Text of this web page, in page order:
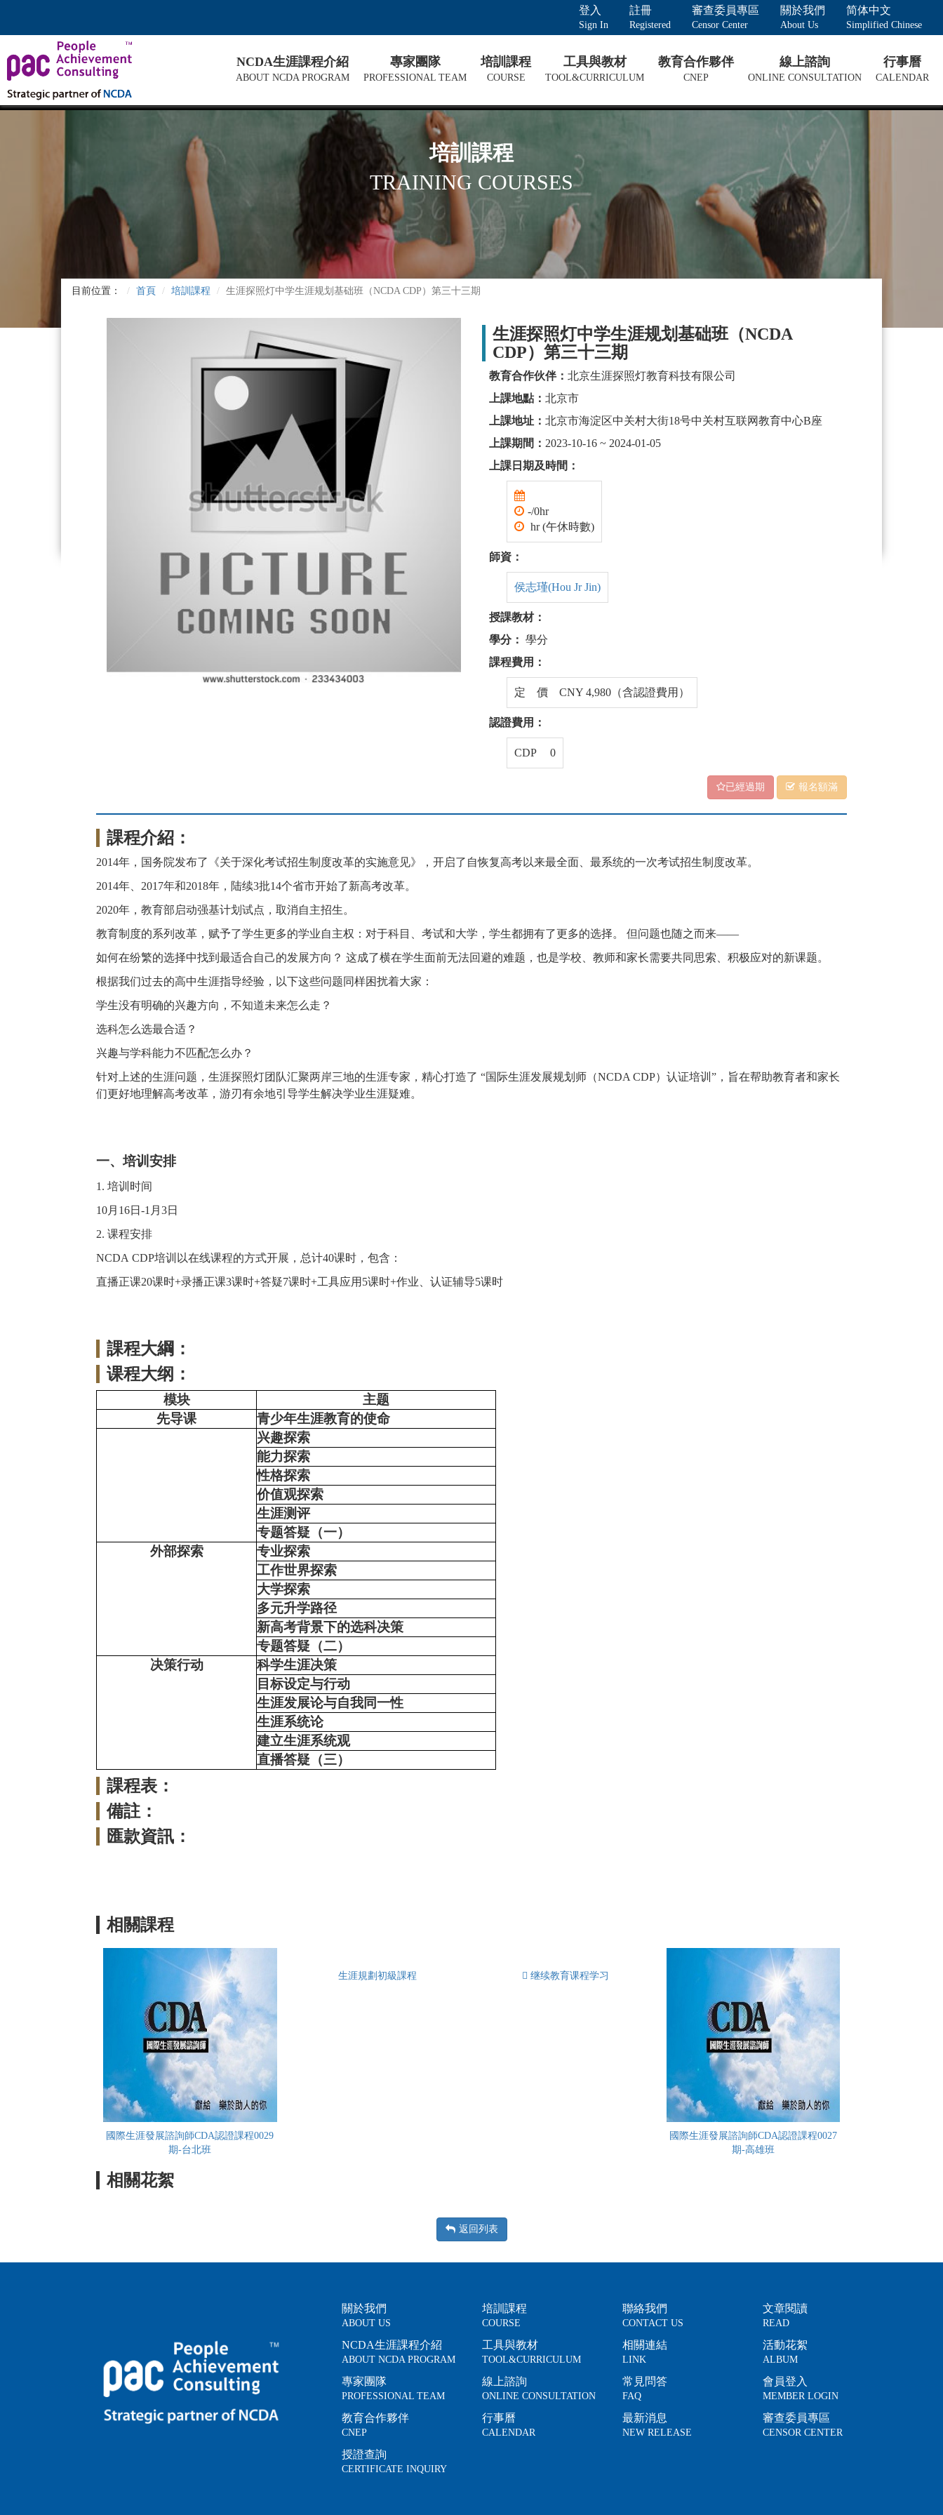
登入
Sign In
註冊
Registered
審查委員專區
Censor Center
關於我們
About Us
简体中文
Simplified Chinese
NCDA生涯課程介紹
ABOUT NCDA PROGRAM
專家團隊
PROFESSIONAL TEAM
培訓課程
COURSE
工具與教材
TOOL&CURRICULUM
教育合作夥伴
CNEP
線上諮詢
ONLINE CONSULTATION
行事曆
CALENDAR
培訓課程
TRAINING COURSES
目前位置： 首頁 培訓課程 生涯探照灯中学生涯规划基础班（NCDA CDP）第三十三期
生涯探照灯中学生涯规划基础班（NCDA
CDP）第三十三期
教育合作伙伴： 北京生涯探照灯教育科技有限公司
上課地點： 北京市
上課地址： 北京市海淀区中关村大街18号中关村互联网教育中心B座
上課期間： 2023-10-16 ~ 2024-01-05
上課日期及時間：
-/0hr
hr (午休時數)
師資：
侯志瑾(Hou Jr Jin)
授課教材：
學分： 學分
課程費用：
定 價 CNY 4,980（含認證費用）
認證費用：
CDP 0
已經過期 報名額滿
課程介紹：
2014年，国务院发布了《关于深化考试招生制度改革的实施意见》，开启了自恢复高考以来最全面、最系统的一次考试招生制度改革。
2014年、2017年和2018年，陆续3批14个省市开始了新高考改革。
2020年，教育部启动强基计划试点，取消自主招生。
教育制度的系列改革，赋予了学生更多的学业自主权：对于科目、考试和大学，学生都拥有了更多的选择。 但问题也随之而来——
如何在纷繁的选择中找到最适合自己的发展方向？ 这成了横在学生面前无法回避的难题，也是学校、教师和家长需要共同思索、积极应对的新课题。
根据我们过去的高中生涯指导经验，以下这些问题同样困扰着大家：
学生没有明确的兴趣方向，不知道未来怎么走？
选科怎么选最合适？
兴趣与学科能力不匹配怎么办？
针对上述的生涯问题，生涯探照灯团队汇聚两岸三地的生涯专家，精心打造了 “国际生涯发展规划师（NCDA CDP）认证培训”，旨在帮助教育者和家长
们更好地理解高考改革，游刃有余地引导学生解决学业生涯疑难。
一、培训安排
1. 培训时间
10月 16日 -1 月 3日
2. 课程安排
NCDA CDP培训以在线课程的方式开展，总计40课时，包含：
直播正课20课时+录播正课3课时+答疑7课时+工具应用 5课时+作业 、认证辅导5课时
課程大綱：
课程大纲：
模块
主题
先导课
青少年生涯教育的使命
兴趣探索
能力探索
性格探索
价值观探索
生涯测评
专题答疑（一）
外部探索
专业探索
工作世界探索
大学探索
多元升学路径
新高考背景下的选科决策
专题答疑（二）
决策行动
科学生涯决策
目标设定与行动
生涯发展论与自我同一性
生涯系统论
建立生涯系统观
直播答疑（三）
課程表：
備註：
匯款資訊：
相關課程
國際生涯發展諮詢師CDA認證課程0029
期-台北班
生涯規劃初級課程  继续教育课程学习
國際生涯發展諮詢師CDA認證課程0027
期-高雄班
相關花絮
返回列表
關於我們
ABOUT US
NCDA生涯課程介紹
ABOUT NCDA PROGRAM
專家團隊
PROFESSIONAL TEAM
教育合作夥伴
CNEP
授證查詢
CERTIFICATE INQUIRY
培訓課程
COURSE
工具與教材
TOOL&CURRICULUM
線上諮詢
ONLINE CONSULTATION
行事曆
CALENDAR
聯絡我們
CONTACT US
相關連結
LINK
常見問答
FAQ
最新消息
NEW RELEASE
文章閱讀
READ
活動花絮
ALBUM
會員登入
MEMBER LOGIN
審查委員專區
CENSOR CENTER